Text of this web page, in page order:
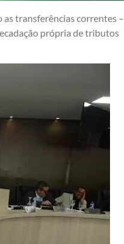
transferências correntes –
própria de tributos